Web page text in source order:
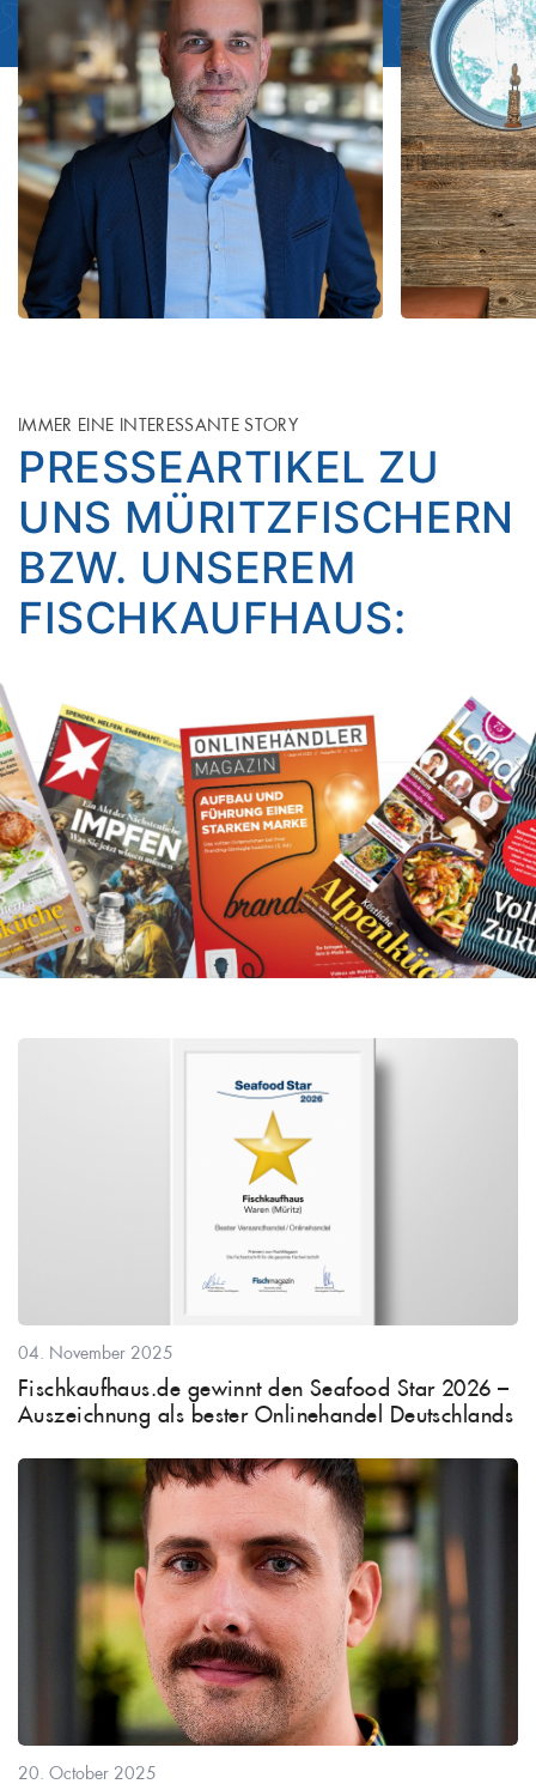
IMMER EINE INTERESSANTE STORY
PRESSEARTIKEL ZU
UNS MÜRITZFISCHERN
BZW. UNSEREM
FISCHKAUFHAUS:
04. November 2025
Fischkaufhaus.de gewinnt den Seafood Star 2026 –
Auszeichnung als bester Onlinehandel Deutschlands
20. October 2025